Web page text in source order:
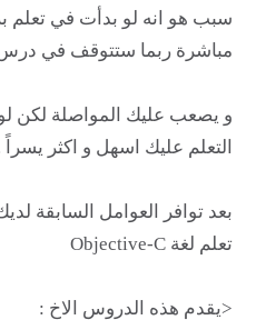
سبب هو انه لو بدأت في تعلم
مباشرة ربما ستتوقف في
و يصعب عليك المواصلة لكن
التعلم عليك اسهل و اكثر يسراً
بعد توافر العوامل السابقة
تعلم لغة Objective-C
<يقدم هذه الدروس الاخ :